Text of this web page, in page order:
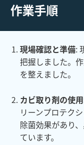
作業手順
現場確認と準備:
把握しました。
を整えました。
カビ取り剤の使用
リーンプロテク
除菌効果があり
ています​​。